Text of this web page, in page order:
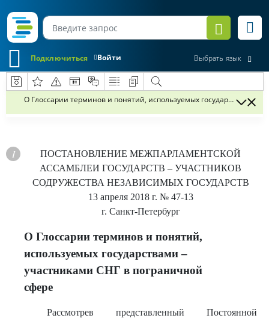
Войти
Подключиться Выбрать язык
О Глоссарии терминов и понятий, используемых государствами –
ПОСТАНОВЛЕНИЕ МЕЖПАРЛАМЕНТСКОЙ
АССАМБЛЕИ ГОСУДАРСТВ – УЧАСТНИКОВ
СОДРУЖЕСТВА НЕЗАВИСИМЫХ ГОСУДАРСТВ
13 апреля 2018 г. № 47-13
г. Санкт-Петербург
О Глоссарии терминов и понятий,
используемых государствами –
участниками СНГ в пограничной
сфере
Рассмотрев представленный Постоянной